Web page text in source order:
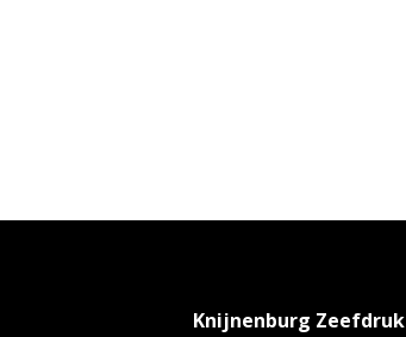
Knijnenburg Zeefdruk